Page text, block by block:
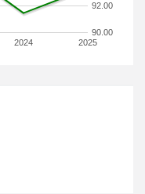
2024 2025
90.00
92.00